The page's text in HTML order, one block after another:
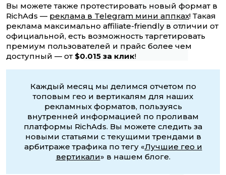
Вы можете также протестировать новый формат в
RichAds — реклама в Telegram мини аппках! Такая
реклама максимально affiliate-friendly в отличии от
официальной, есть возможность таргетировать
премиум пользователей и прайс более чем
доступный — от $0.015 за клик!
Каждый месяц мы делимся отчетом по
топовым гео и вертикалям для наших
рекламных форматов, пользуясь
внутренней информацией по проливам
платформы RichAds. Вы можете следить за
новыми статьями с текущими трендами в
арбитраже трафика по тегу «Лучшие гео и
вертикали» в нашем блоге.